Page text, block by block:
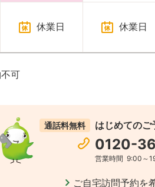
休業日 休業日
不可
通話料無料 はじめてのご
0120-
営業時間 9:00～
ご自宅訪問予約を